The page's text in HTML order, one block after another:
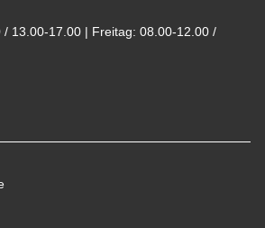
/ 13.00-17.00 | Freitag: 08.00-12.00 /